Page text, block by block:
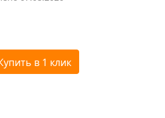
в 1 клик